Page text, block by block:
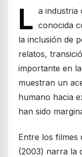
L a industria
conocida
la inclusión de
relatos,
importante en
muestran un
humano hacia
han sido
Entre los filmes
(2003) narra la